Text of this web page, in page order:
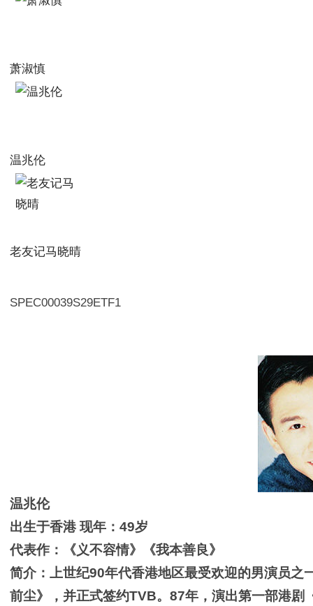
萧淑慎
温兆伦
老友记马晓晴
SPEC00039S29ETF1
温兆伦
出生于香港 现年：49岁
代表作：《义不容情》《我本善良》
简介：上世纪90年代香港地区最受欢迎的男演员
前尘》，并正式签约TVB。87年，演出第一部港